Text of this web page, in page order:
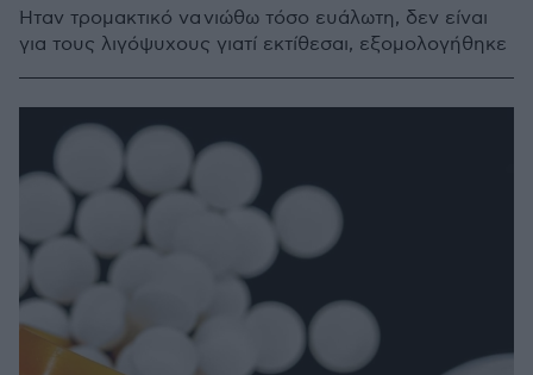
Ήταν τρομακτικό να νιώθω τόσο ευάλωτη, δεν είναι
για τους λιγόψυχους γιατί εκτίθεσαι, εξομολογήθηκε